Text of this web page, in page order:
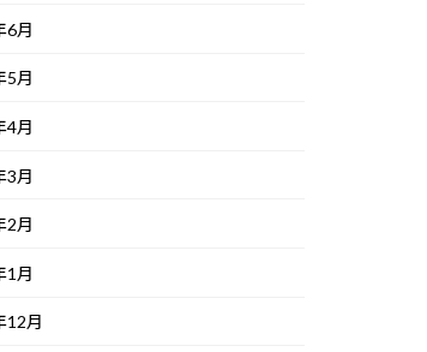
6月
5月
4月
3月
2月
1月
12月